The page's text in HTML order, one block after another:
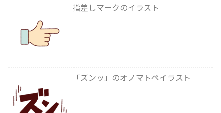
指差しマークのイラスト
「ズンッ」のオノマトペイラスト